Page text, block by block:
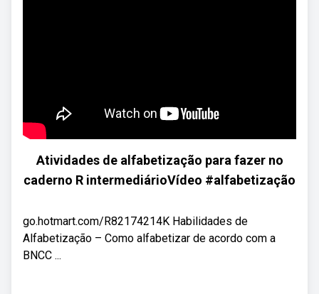
Atividades de alfabetização para fazer no
caderno R intermediárioVídeo #alfabetização
go.hotmart.com/R82174214K Habilidades de
Alfabetização – Como alfabetizar de acordo com a
BNCC ...